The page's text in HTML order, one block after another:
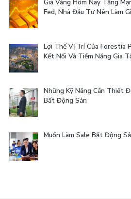
Giá Vàng Hôm Nay Tăng
Fed, Nhà Đầu Tư Nên Làm
Lợi Thế Vị Trí Của Forestia
Kết Nối Và Tiềm Năng Gia
Những Kỹ Năng Cần Thiết
Bất Động Sản
Muốn Làm Sale Bất Động